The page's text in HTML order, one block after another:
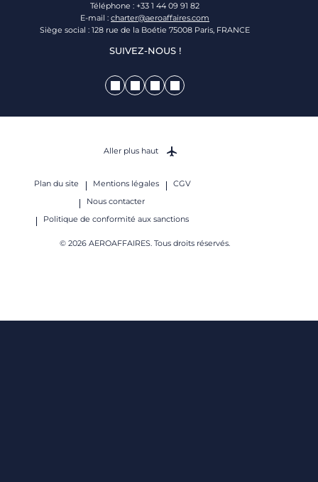
Téléphone : +33 1 44 09 91 82
E-mail : charter@aeroaffaires.com
Siège social : 128 rue de la Boétie 75008 Paris, FRANCE
SUIVEZ-NOUS !
Plan du site Mentions légales
CGV
Nous contacter
Politique de conformité aux sanctions
© 2026 AEROAFFAIRES. Tous droits réservés.
Aller plus haut